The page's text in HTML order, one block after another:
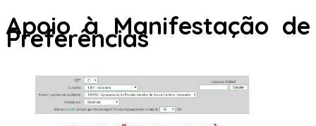
Apoio à Manifestação de
Preferências